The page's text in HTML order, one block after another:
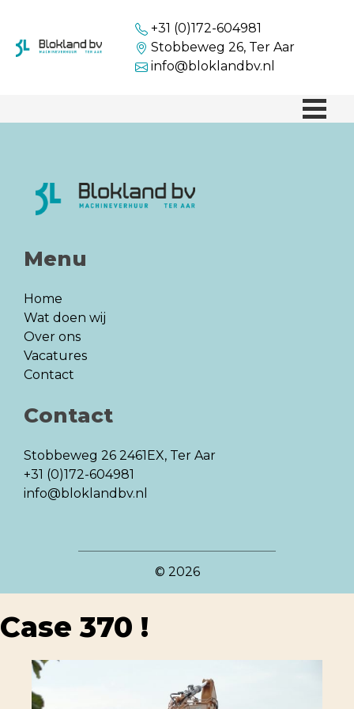
+31 (0)172-604981
Stobbeweg 26, Ter Aar
info@bloklandbv.nl
Menu
Home
Wat doen wij
Over ons
Vacatures
Contact
Contact
Stobbeweg 26 2461EX, Ter Aar
+31 (0)172-604981
info@bloklandbv.nl
© 2026
Case 370 !